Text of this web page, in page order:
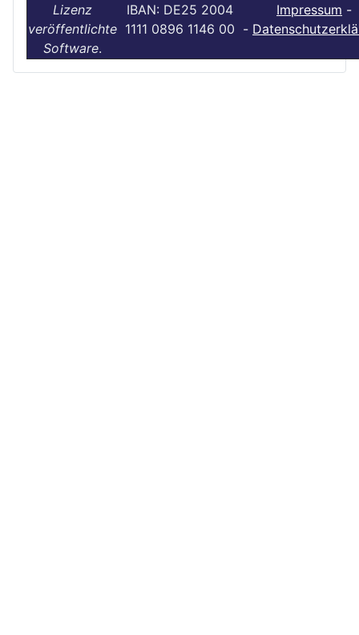
Lizenz
veröffentlichte
Software.
IBAN: DE25 2004
1111 0896 1146 00
Impressum -
-